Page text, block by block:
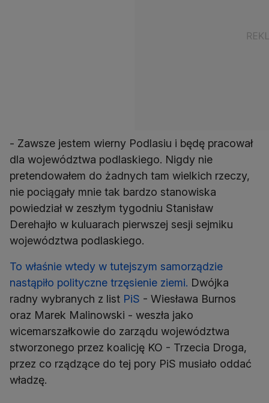
- Zawsze jestem wierny Podlasiu i będę pracował
dla województwa podlaskiego. Nigdy nie
pretendowałem do żadnych tam wielkich rzeczy,
nie pociągały mnie tak bardzo stanowiska
powiedział w zeszłym tygodniu Stanisław
Derehajło w kuluarach pierwszej sesji sejmiku
województwa podlaskiego.
To właśnie wtedy w tutejszym samorządzie
nastąpiło polityczne trzęsienie ziemi. Dwójka
radny wybranych z list PiS - Wiesława Burnos
oraz Marek Malinowski - weszła jako
wicemarszałkowie do zarządu województwa
stworzonego przez koalicję KO - Trzecia Droga,
przez co rządzące do tej pory PiS musiało oddać
władzę.